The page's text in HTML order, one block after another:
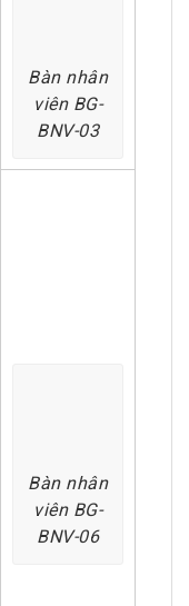
Bàn nhân
viên BG-
BNV-03
Bàn nhân
viên BG-
BNV-06